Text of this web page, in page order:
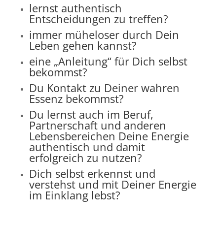
lernst authentisch
Entscheidungen zu treffen?
immer müheloser durch Dein
Leben gehen kannst?
eine „Anleitung“ für Dich selbst
bekommst?
Du Kontakt zu Deiner wahren
Essenz bekommst?
Du lernst auch im Beruf,
Partnerschaft und anderen
Lebensbereichen Deine Energie
authentisch und damit
erfolgreich zu nutzen?
Dich selbst erkennst und
verstehst und mit Deiner Energie
im Einklang lebst?